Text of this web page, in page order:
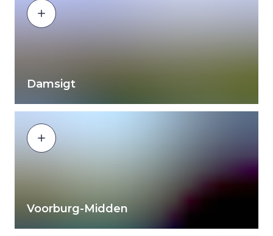
Damsigt
Voorburg-Midden